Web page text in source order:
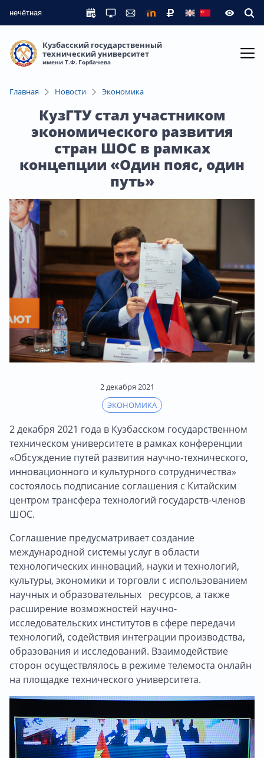
нечётная
Кузбасский государственный
технический университет
имени Т.Ф. Горбачева
Главная Новости Экономика
КузГТУ стал участником
экономического развития
стран ШОС в рамках
концепции «Один пояс, один
путь»
2 декабря 2021
ЭКОНОМИКА
2 декабря 2021 года в Кузбасском государственном
техническом университете в рамках конференции
«Обсуждение путей развития научно-технического,
инновационного и культурного сотрудничества»
состоялось подписание соглашения с Китайским
центром трансфера технологий государств-членов
ШОС.
Соглашение предусматривает создание
международной системы услуг в области
технологических инноваций, науки и технологий,
культуры, экономики и торговли с использованием
научных и образовательных ресурсов, а также
расширение возможностей научно-
исследовательских институтов в сфере передачи
технологий, содействия интеграции производства,
образования и исследований. Взаимодействие
сторон осуществлялось в режиме телемоста онлайн
на площадке технического университета.